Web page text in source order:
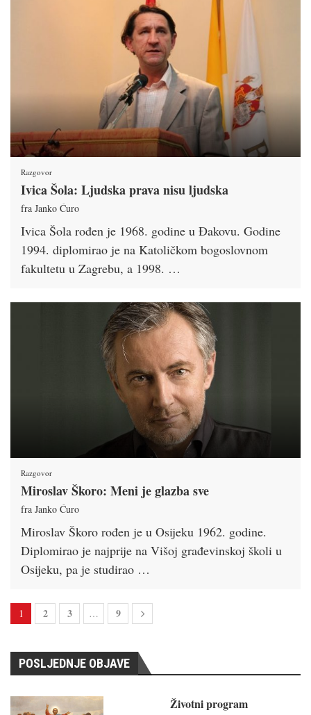
Razgovor
Ivica Šola: Ljudska prava nisu ljudska
fra Janko Ćuro
Ivica Šola rođen je 1968. godine u Đakovu. Godine
1994. diplomirao je na Katoličkom bogoslovnom
fakultetu u Zagrebu, a 1998. …
Razgovor
Miroslav Škoro: Meni je glazba sve
fra Janko Ćuro
Miroslav Škoro rođen je u Osijeku 1962. godine.
Diplomirao je najprije na Višoj građevinskoj školi u
Osijeku, pa je studirao …
1 2 3 … 9
POSLJEDNJE OBJAVE
Životni program